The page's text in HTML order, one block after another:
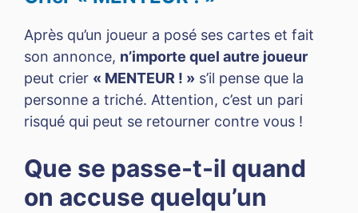
Après qu’un joueur a posé ses cartes et fait
son annonce, n’importe quel autre joueur
peut crier « MENTEUR ! » s’il pense que la
personne a triché. Attention, c’est un pari
risqué qui peut se retourner contre vous !
Que se passe-t-il quand
on accuse quelqu’un